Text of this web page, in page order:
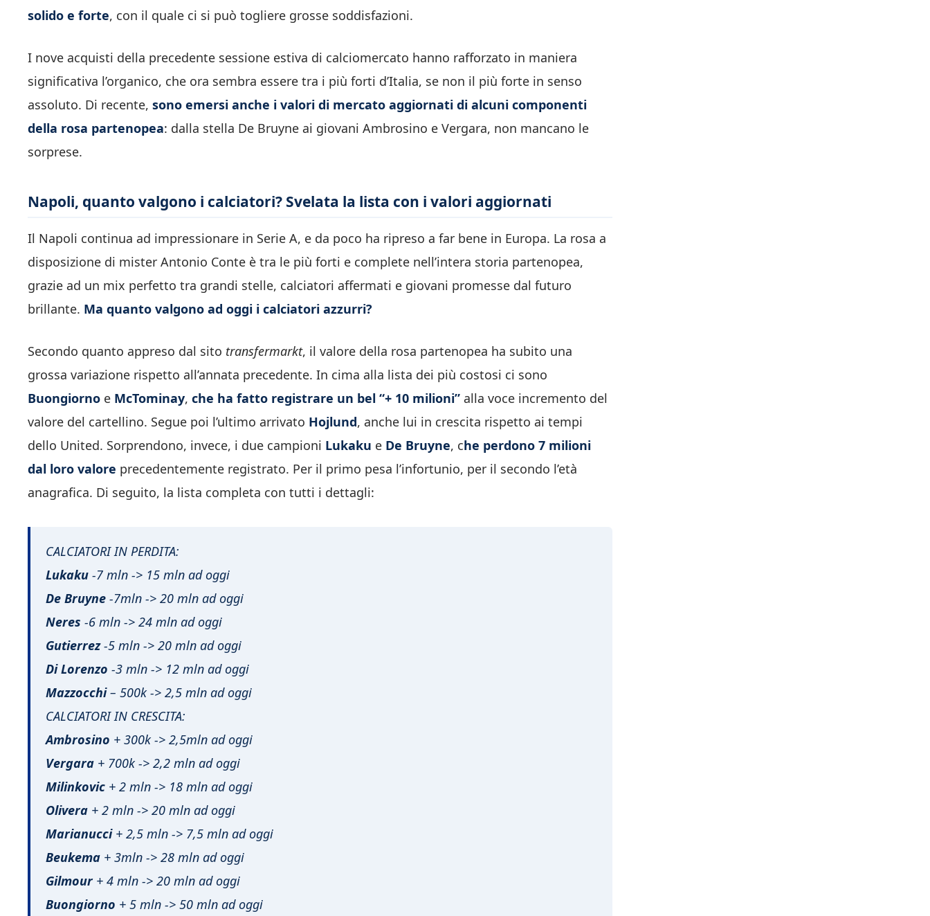
solido e forte, con il quale ci si può togliere grosse soddisfazioni.
I nove acquisti della precedente sessione estiva di calciomercato hanno rafforzato in maniera
significativa l’organico, che ora sembra essere tra i più forti d’Italia, se non il più forte in senso
assoluto. Di recente, sono emersi anche i valori di mercato aggiornati di alcuni componenti
della rosa partenopea: dalla stella De Bruyne ai giovani Ambrosino e Vergara, non mancano le
sorprese.
Napoli, quanto valgono i calciatori? Svelata la lista con i valori aggiornati
Il Napoli continua ad impressionare in Serie A, e da poco ha ripreso a far bene in Europa. La rosa a
disposizione di mister Antonio Conte è tra le più forti e complete nell’intera storia partenopea,
grazie ad un mix perfetto tra grandi stelle, calciatori affermati e giovani promesse dal futuro
brillante. Ma quanto valgono ad oggi i calciatori azzurri?
Secondo quanto appreso dal sito transfermarkt, il valore della rosa partenopea ha subito una
grossa variazione rispetto all’annata precedente. In cima alla lista dei più costosi ci sono
Buongiorno e McTominay, che ha fatto registrare un bel “+ 10 milioni” alla voce incremento del
valore del cartellino. Segue poi l’ultimo arrivato Hojlund, anche lui in crescita rispetto ai tempi
dello United. Sorprendono, invece, i due campioni Lukaku e De Bruyne, che perdono 7 milioni
dal loro valore precedentemente registrato. Per il primo pesa l’infortunio, per il secondo l’età
anagrafica. Di seguito, la lista completa con tutti i dettagli:
CALCIATORI IN PERDITA:
Lukaku -7 mln -> 15 mln ad oggi
De Bruyne -7mln -> 20 mln ad oggi
Neres -6 mln -> 24 mln ad oggi
Gutierrez-5 mln -> 20 mln ad oggi
Di Lorenzo -3 mln -> 12 mln ad oggi
Mazzocchi– 500k -> 2,5 mln ad oggi
CALCIATORI IN CRESCITA:
Ambrosino + 300k -> 2,5mln ad oggi
Vergara + 700k -> 2,2 mln ad oggi
Milinkovic + 2 mln -> 18 mln ad oggi
Olivera + 2 mln -> 20 mln ad oggi
Marianucci+ 2,5 mln -> 7,5 mln ad oggi
Beukema + 3mln -> 28 mln ad oggi
Gilmour+ 4 mln -> 20 mln ad oggi
Buongiorno + 5 mln -> 50 mln ad oggi